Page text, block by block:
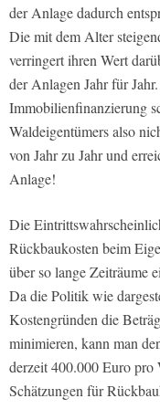
der Anlage dadurch
Die mit dem Alter
verringert ihren Wert
der Anlagen Jahr für
Immobilienfinanzierung
Waldeigentümers also
von Jahr zu Jahr und
Anlage!
Die
Rückbaukosten beim
über so lange Zeiträume
Da die Politik wie
Kostengründen die
minimieren, kann man
derzeit 400.000 Euro
Schätzungen für